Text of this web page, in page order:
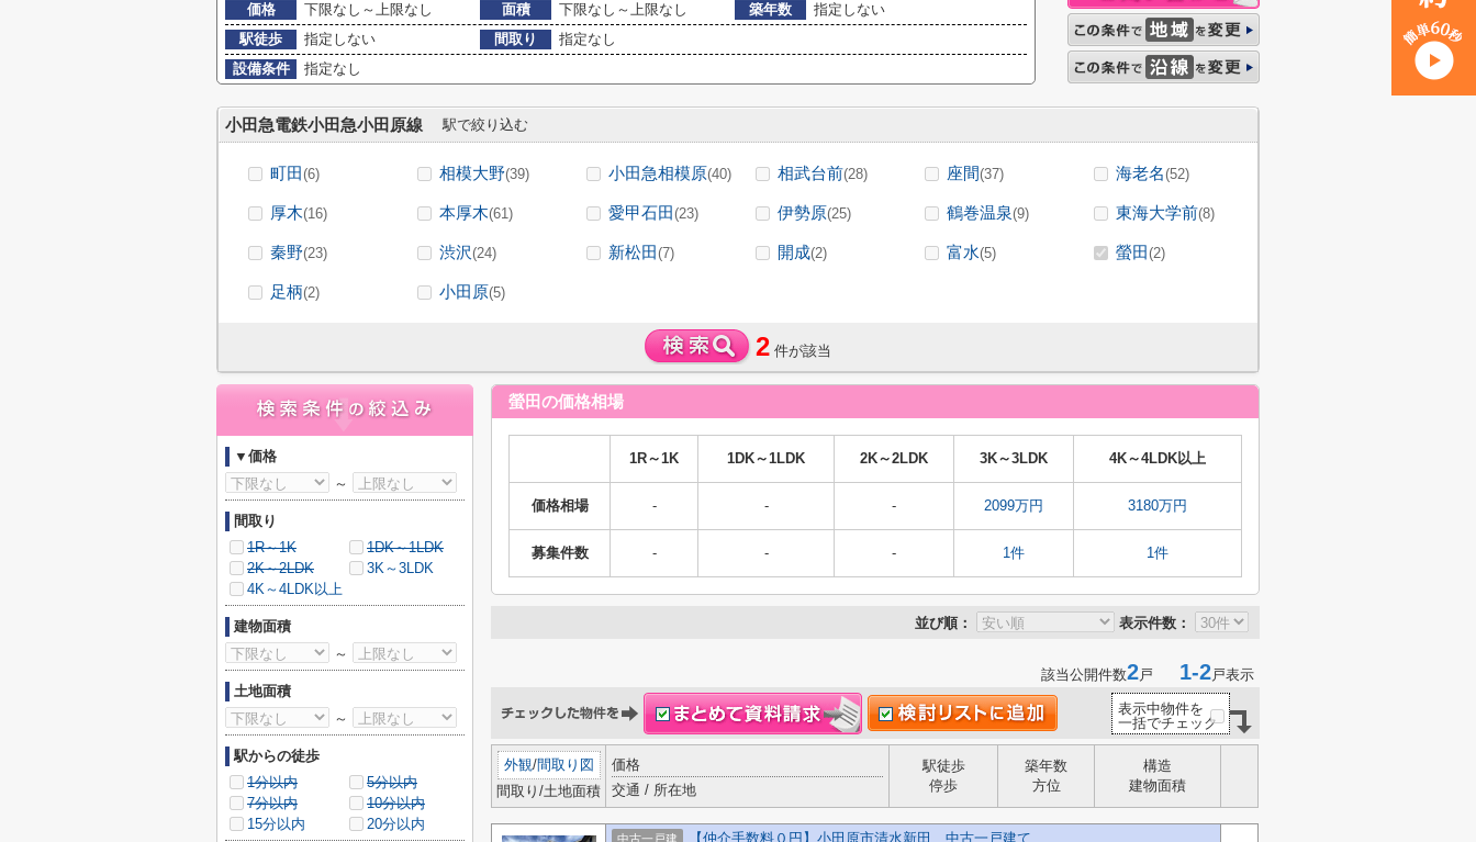
価格
下限なし～上限なし 面積 下限なし～上限なし 築年数
指定しない
駅徒歩
指定しない 間取り
指定なし
設備条件
指定なし
小田急電鉄小田急小田原線 駅で絞り込む
町田(6) 相模大野(39) 小田急相模原(40) 相武台前(28) 座間(37) 海老名(52)
厚木(16) 本厚木(61) 愛甲石田(23) 伊勢原(25) 鶴巻温泉(9) 東海大学前(8)
秦野(23) 渋沢(24) 新松田(7) 開成(2) 富水(5) 螢田(2)
足柄(2) 小田原(5)
2 件が該当
螢田の価格相場
1R～1K 1DK～1LDK 2K～2LDK 3K～3LDK 4K～4LDK以上
価格相場 - - - 2099万円 3180万円
募集件数 - - - 1件 1件
並び順： 表示件数：
該当公開件数2戸 1-2戸表示
表示中物件を
一括でチェック
外観/間取り図
間取り/土地面積
価格
交通 / 所在地
駅徒歩
停歩
築年数
方位
構造
建物面積
中古一戸建 【仲介手数料０円】小田原市清水新田 中古一戸建て
▼価格
～
間取り
1R～1K
1DK～1LDK
2K～2LDK
3K～3LDK
4K～4LDK以上
建物面積
～
土地面積
～
駅からの徒歩
1分以内
5分以内
7分以内
10分以内
15分以内
20分以内